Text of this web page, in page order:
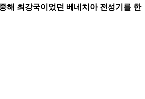
해 최강국이었던 베네치아 전성기를 한